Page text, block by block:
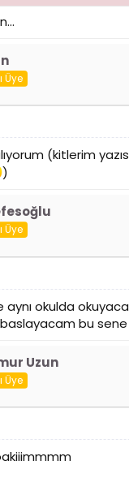
Üye
(kitlerim
)
Üye
okulda
bu sene
Uzun
Üye